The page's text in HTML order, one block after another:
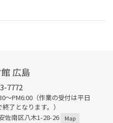
広島
7772
〜PM6:00（作業の受付は平日
了となります。）
佐南区八木1-28-26
Map